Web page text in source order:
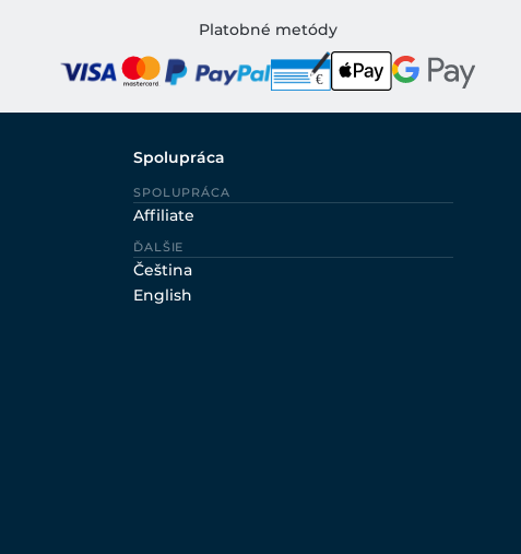
Platobné metódy
Spolupráca
SPOLUPRÁCA
Affiliate
ĎALŠIE
Čeština
English